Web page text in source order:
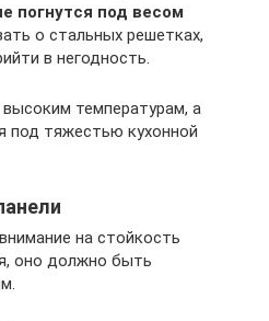
погнутся под весом
о стальных решетках,
в негодность.
температурам, а
под тяжестью кухонной
на стойкость
оно должно быть